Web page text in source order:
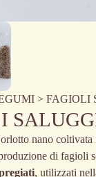
> FAGIOLI
nano
di fagioli
, utilizzati